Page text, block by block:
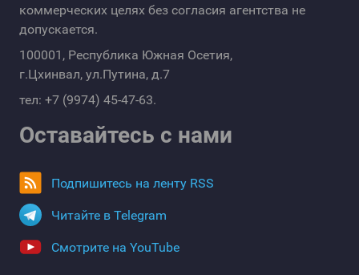
коммерческих целях без согласия агентства не
допускается.
100001, Республика Южная Осетия,
г.Цхинвал, ул.Путина, д.7
тел: +7 (9974) 45-47-63.
Оставайтесь с нами
Подпишитесь на ленту RSS
Читайте в Telegram
Смотрите на YouTube